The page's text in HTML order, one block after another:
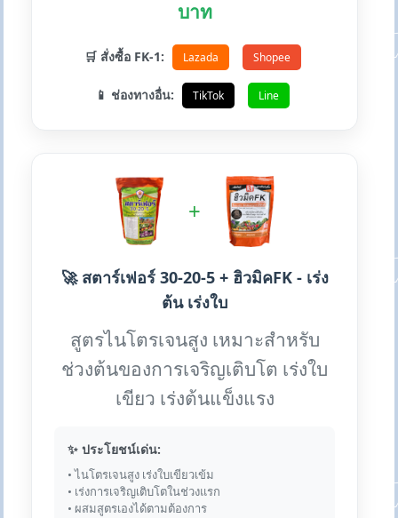
บาท
🛒 สั่งซื้อ FK-1: Lazada Shopee
📱 ช่องทางอื่น: TikTok Line
+
🚀 สตาร์เฟอร์ 30-20-5 + ฮิวมิคFK - เร่ง
ต้น เร่งใบ
สูตรไนโตรเจนสูง เหมาะสำหรับ
ช่วงต้นของการเจริญเติบโต เร่งใบ
เขียว เร่งต้นแข็งแรง
✨ ประโยชน์เด่น:
• ไนโตรเจนสูง เร่งใบเขียวเข้ม
• เร่งการเจริญเติบโตในช่วงแรก
• ผสมสูตรเองได้ตามต้องการ